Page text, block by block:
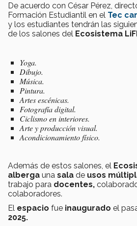
De acuerdo con César Pérez,
Formación Estudiantil en el Tec
y los estudiantes tendrán las
de los salones del Ecosistema
Yoga.
Dibujo.
Música.
Pintura.
Artes escénicas.
Fotografía digital.
Ciclismo en interiores.
Arte y producción visual.
Acondicionamiento físico.
Además de estos salones, el
alberga una sala de usos
trabajo para docentes,
colaboradores.
El espacio fue inaugurado el
2025.